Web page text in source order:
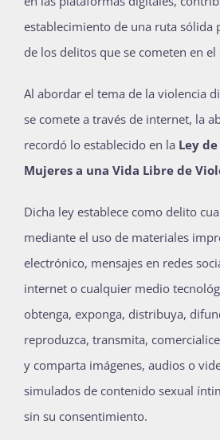
establecimiento de una ruta sólida
de los delitos que se cometen en el
Al abordar el tema de la violencia
se comete a través de internet, la
recordó lo establecido en la Ley
Mujeres a una Vida Libre de
Dicha ley establece como delito
mediante el uso de materiales
electrónico, mensajes en redes
internet o cualquier medio
obtenga, exponga, distribuya,
reproduzca, transmita,
y comparta imágenes, audios o
simulados de contenido sexual
sin su consentimiento.